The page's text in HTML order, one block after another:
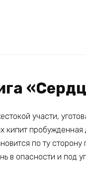
участи,
кипит пробужденная
по ту сторону
в опасности и под